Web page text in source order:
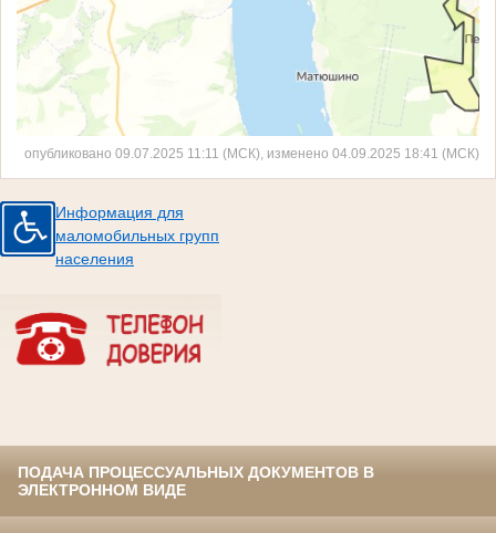
опубликовано 09.07.2025 11:11 (МСК), изменено 04.09.2025 18:41 (МСК)
Информация для
маломобильных групп
населения
ПОДАЧА ПРОЦЕССУАЛЬНЫХ ДОКУМЕНТОВ В
ЭЛЕКТРОННОМ ВИДЕ